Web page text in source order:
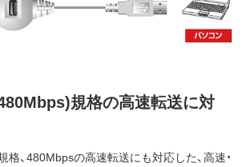
規格の高速転送に対
格、480Mbpsの高速転送にも対応した、高速・